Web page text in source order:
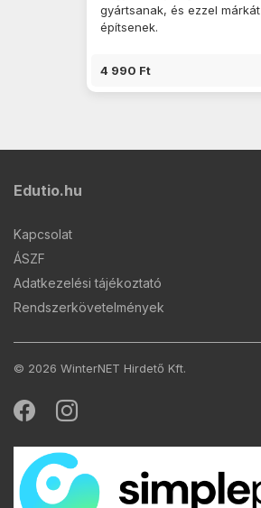
gyártsanak, és ezzel márkát
építsenek.
4 990 Ft
Edutio.hu
Kapcsolat
ÁSZF
Adatkezelési tájékoztató
Rendszerkövetelmények
© 2026 WinterNET Hirdető Kft.